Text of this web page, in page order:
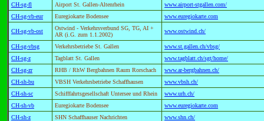
CH-sg-fl
Airport St. Gallen-Altenrhein
www.airport-stgallen.com/
CH-sg-vb-eur
Euregiokarte Bodensee www.euregiokarte.com
CH-sg-vb-ost
Ostwind - Verkehrsverbund SG, TG, AI +
AR (i.G. zum 1.1.2002)
www.ostwind.ch/
CH-sg-vbsg Verkehrsbetriebe St. Gallen
www.st.gallen.ch/vbsg/
CH-sg-z
Tagblatt St. Gallen
www.tagblatt.ch/sgt/home/
CH-sg-zr
RHB / RhW Bergbahnen Raum Rorschach
www.ar-bergbahnen.ch/
CH-sh-bu
VBSH Verkehrsbetriebe Schaffhausen
www.vbsh.ch/
CH-sh-sc
Schifffahrtsgesellschaft Untersee und Rhein
www.urh.ch/
CH-sh-vb
Euregiokarte Bodensee
www.euregiokarte.com
CH-sh-z
SHN Schaffhauser Nachrichten
www.shn.ch/